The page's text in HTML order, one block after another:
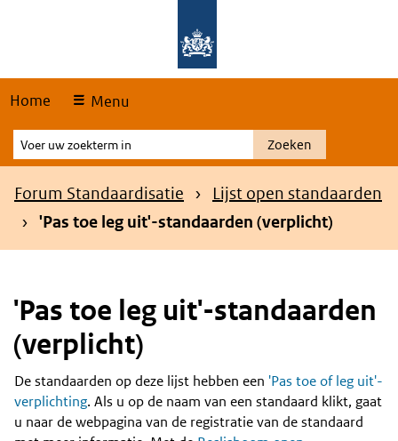
Home Menu
Voer
uw
zoekterm
Zoeken
Kruimelpad
Forum Standaardisatie
Lijst open standaarden
'Pas toe leg uit'-standaarden (verplicht)
'Pas toe leg uit'-standaarden
(verplicht)
Content
De standaarden op deze lijst hebben een 'Pas toe of leg uit'-
verplichting. Als u op de naam van een standaard klikt, gaat
u naar de webpagina van de registratie van de standaard